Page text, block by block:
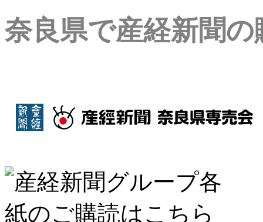
奈良県で産経新聞